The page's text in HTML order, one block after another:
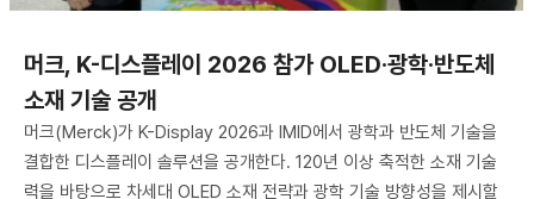
머크, K-디스플레이 2026 참가 OLED·광학·반도체
소재 기술 공개
머크(Merck)가 K-Display 2026과 IMID에서 광학과 반도체 기술을
결합한 디스플레이 솔루션을 공개한다. 120년 이상 축적한 소재 기술
력을 바탕으로 차세대 OLED 소재 전략과 광학 기술 방향성을 제시할